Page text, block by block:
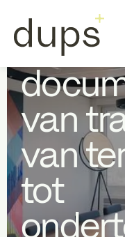
Full deal
Over dups
Specialist Support
van
van
tot